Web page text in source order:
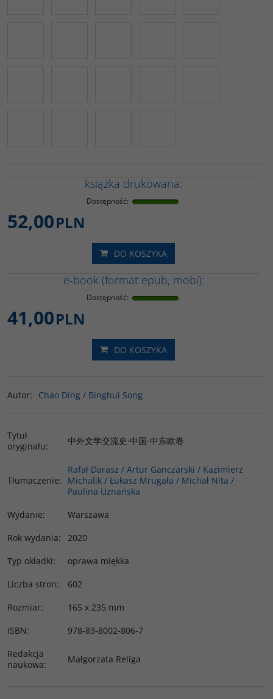
książka drukowana:
Dostępność:
52,00PLN
DO KOSZYKA
e-book (format epub, mobi):
Dostępność:
41,00PLN
DO KOSZYKA
Autor: Chao Ding / Binghui Song
Tytuł
oryginału: 中外文学交流史·中国-中东欧卷
Tłumaczenie:
Rafał Darasz / Artur Ganczarski / Kazimierz
Michalik / Łukasz Mrugała / Michał Nita /
Paulina Uznańska
Wydanie:
Warszawa
Rok wydania:
2020
Typ okładki:
oprawa miękka
Liczba stron:
602
Rozmiar:
165 x 235 mm
ISBN:
978-83-8002-806-7
Redakcja
naukowa: Małgorzata Religa